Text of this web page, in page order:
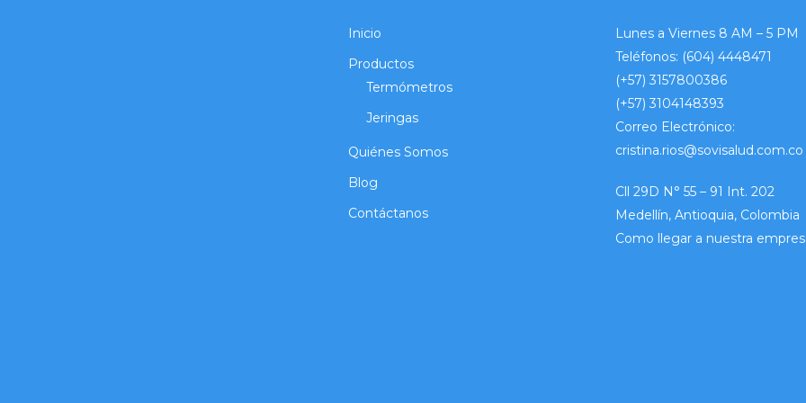
Inicio
Productos
Termómetros
Jeringas
Quiénes Somos
Blog
Contáctanos
Lunes a Viernes 8 AM – 5 PM
Teléfonos: (604) 4448471
(+57) 3157800386
(+57) 3104148393
Correo Electrónico:
cristina.rios@sovisalud.com.co
Cll 29D N° 55 – 91 Int. 202
Medellín, Antioquia, Colombia
Como llegar a nuestra